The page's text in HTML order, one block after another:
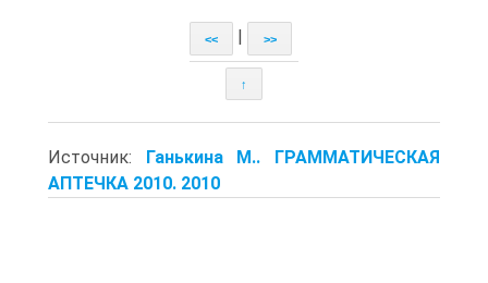
<< >>
↑
Источник: Ганькина М.. ГРАММАТИЧЕСКАЯ
АПТЕЧКА 2010. 2010